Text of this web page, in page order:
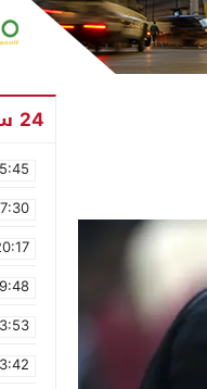
24 ساعة